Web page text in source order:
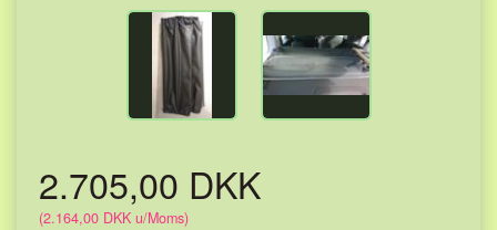
2.705,00 DKK
(2.164,00 DKK u/Moms)